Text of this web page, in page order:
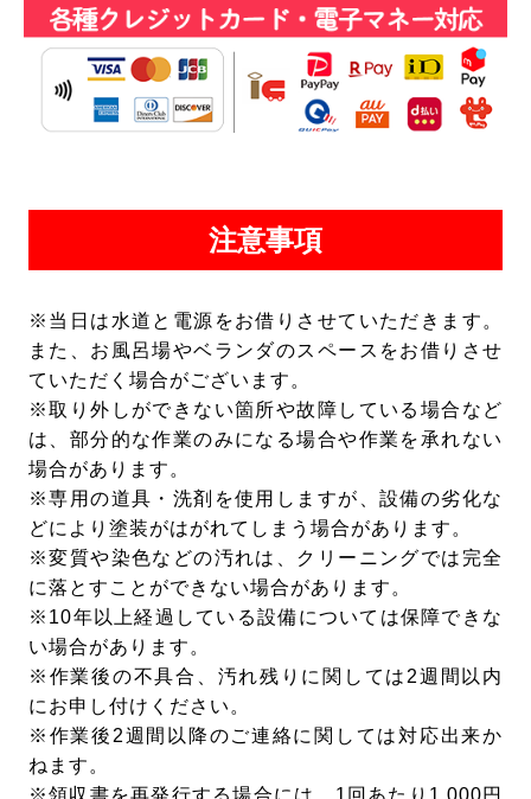
注意事項
※当日は水道と電源をお借りさせていただきます。
また、お風呂場やベランダのスペースをお借りさせ
ていただく場合がございます。
※取り外しができない箇所や故障している場合など
は、部分的な作業のみになる場合や作業を承れない
場合があります。
※専用の道具・洗剤を使用しますが、設備の劣化な
どにより塗装がはがれてしまう場合があります。
※変質や染色などの汚れは、クリーニングでは完全
に落とすことができない場合があります。
※10年以上経過している設備については保障できな
い場合があります。
※作業後の不具合、汚れ残りに関しては2週間以内
にお申し付けください。
※作業後2週間以降のご連絡に関しては対応出来か
ねます。